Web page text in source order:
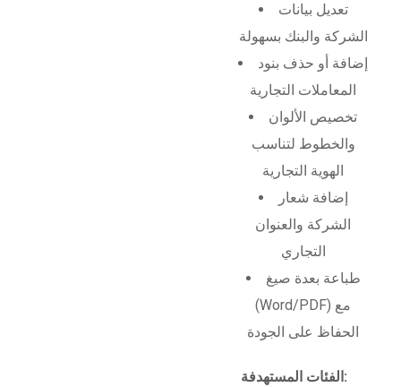
تعديل بيانات
الشركة والبنك بسهولة
إضافة أو حذف بنود
المعاملات التجارية
تخصيص الألوان
والخطوط لتناسب
الهوية التجارية
إضافة شعار
الشركة والعنوان
التجاري
طباعة بعدة صيغ
(Word/PDF) مع
الحفاظ على الجودة
الفئات المستهدفة: